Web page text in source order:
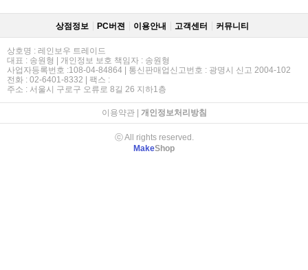
상점정보 PC버젼 이용안내 고객센터 커뮤니티
상호명 : 레인보우 트레이드
대표 : 송원형 | 개인정보 보호 책임자 : 송원형
사업자등록번호 :108-04-84864 | 통신판매업신고번호 : 광명시 신고 2004-102
전화 : 02-6401-8332 | 팩스 :
주소 : 서울시 구로구 오류로 8길 26 지하1층
이용약관| 개인정보처리방침
ⓒ All rights reserved.
MakeShop